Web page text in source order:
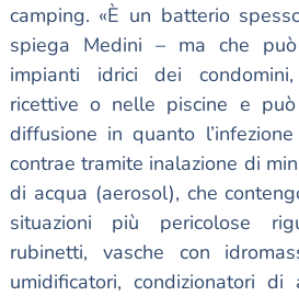
camping. «È un batterio
spiega Medini – ma che
impianti idrici dei
ricettive o nelle piscine e può
diffusione in quanto
contrae tramite inalazione di
di acqua (aerosol), che
situazioni più pericolose
rubinetti, vasche con
umidificatori, condizionatori